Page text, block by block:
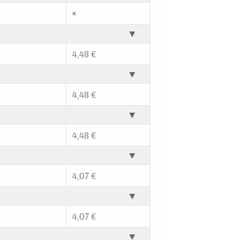
×
▼
4,48 €
▼
4,48 €
▼
4,48 €
▼
4,07 €
▼
4,07 €
▼